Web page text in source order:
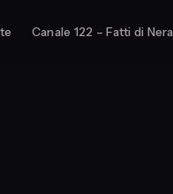
Canale 122 – Fatti di Nera